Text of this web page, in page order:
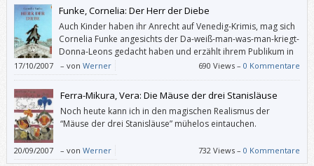
Funke, Cornelia: Der Herr der Diebe
Auch Kinder haben ihr Anrecht auf Venedig-Krimis, mag sich
Cornelia Funke angesichts der Da-weiß-man-was-man-kriegt-
Donna-Leons gedacht haben und erzählt ihrem Publikum in
“Der Herr der Diebe” eine anspruchsvolle Geschichte mit
vielen überraschenden Drehungen und Wendungen.
17/10/2007 – von Werner 690 Views –0 Kommentare
Ferra-Mikura, Vera: Die Mäuse der drei Stanisläuse
Noch heute kann ich in den magischen Realismus der
“Mäuse der drei Stanisläuse” mühelos eintauchen.
20/09/2007 – von Werner 732 Views –0 Kommentare